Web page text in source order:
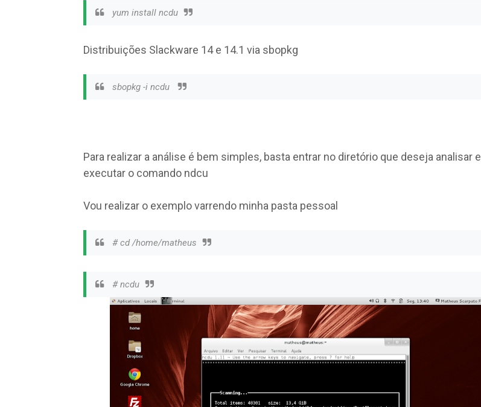
yum install ncdu
Distribuições Slackware 14 e 14.1 via sbopkg
sbopkg -i ncdu
Para realizar a análise é bem simples, basta entrar no diretório que deseja analisar e
executar o comando ndcu
Vou realizar o exemplo varrendo minha pasta pessoal
# cd /home/matheus
# ncdu